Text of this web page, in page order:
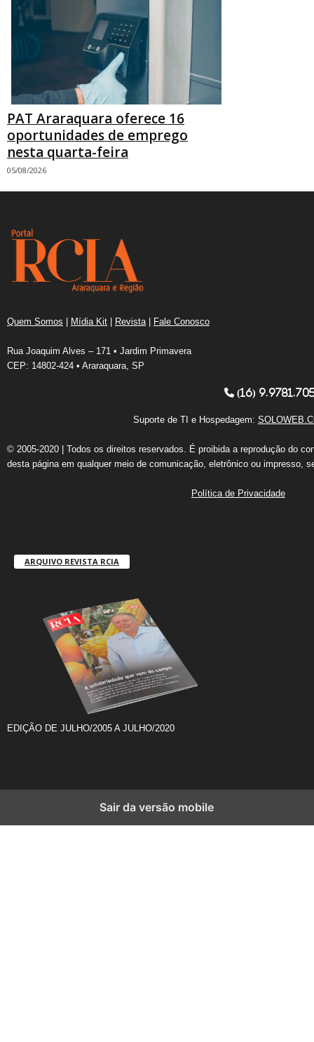
PAT Araraquara oferece 16
oportunidades de emprego
nesta quarta-feira
05/08/2026
Quem Somos | Mídia Kit | Revista | Fale Conosco
Rua Joaquim Alves – 171 • Jardim Primavera
CEP: 14802-424 • Araraquara, SP
(16)
Suporte de TI e Hospedagem:
© 2005-2020 | Todos os direitos reservados. É proibida a reprodução do
desta página em qualquer meio de comunicação, eletrônico ou impresso,
Política de Privacidade
ARQUIVO REVISTA RCIA
EDIÇÃO DE JULHO/2005 A JULHO/2020
Sair da versão mobile